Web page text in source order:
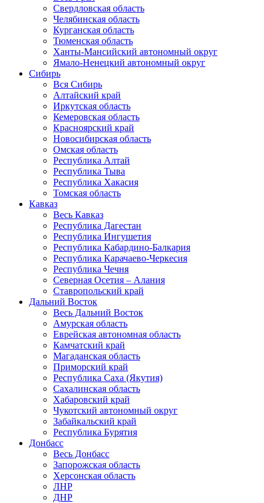
Свердловская область
Челябинская область
Курганская область
Тюменская область
Ханты-Мансийский автономный округ
Ямало-Ненецкий автономный округ
Сибирь
Вся Сибирь
Алтайский край
Иркутская область
Кемеровская область
Красноярский край
Новосибирская область
Омская область
Республика Алтай
Республика Тыва
Республика Хакасия
Томская область
Кавказ
Весь Кавказ
Республика Дагестан
Республика Ингушетия
Республика Кабардино-Балкария
Республика Карачаево-Черкесия
Республика Чечня
Северная Осетия – Алания
Ставропольский край
Дальний Восток
Весь Дальний Восток
Амурская область
Еврейская автономная область
Камчатский край
Магаданская область
Приморский край
Республика Саха (Якутия)
Сахалинская область
Хабаровский край
Чукотский автономный округ
Забайкальский край
Республика Бурятия
Донбасс
Весь Донбасс
Запорожская область
Херсонская область
ЛНР
ДНР